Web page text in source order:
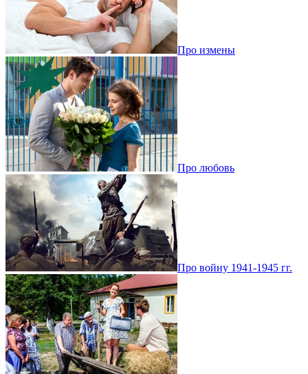
Про измены
Про любовь
Про войну 1941-1945 гг.